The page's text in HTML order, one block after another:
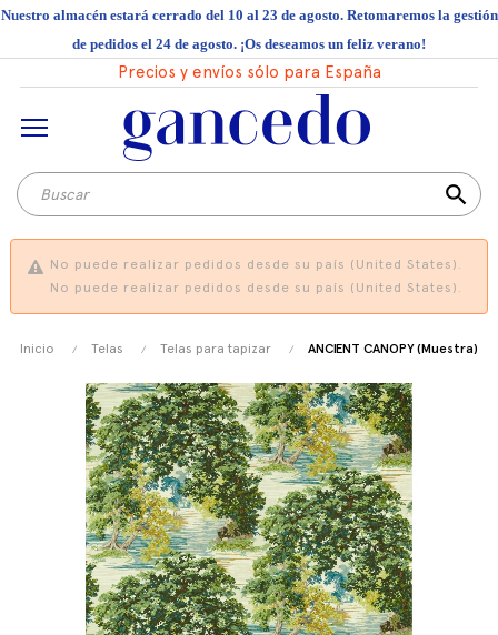
Nuestro almacén estará cerrado del 10 al 23 de agosto. Retomaremos la gestión
de pedidos el 24 de agosto. ¡Os deseamos un feliz verano!
Precios y envíos sólo para España
search
No puede realizar pedidos desde su país (United States).
No puede realizar pedidos desde su país (United States).
Inicio Telas Telas para tapizar ANCIENT CANOPY (Muestra)